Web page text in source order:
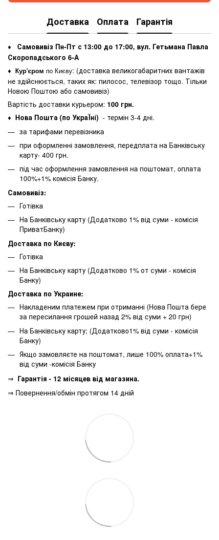
Доставка Оплата Гарантія
♦
Самовивіз Пн-Пт с 13:00 до 17:00, вул. Гетьмана Павла
Скоропадського 6-А
♦ Кур'єром по Києву: (доставка великогабаритних вантажів
не здійснюється, таких як: пилосос, телевізор тощо. Тільки
Новою Поштою або самовивіз)
Вартість доставки курьером: 100 грн.
♦ Нова Пошта (по УкраЇні) - термін 3-4 дні.
за тарифами перевізника
при оформленні замовлення, передплата на Банківську
карту- 400 грн.
під час оформлення замовлення на поштомат, оплата
100%+1% комісія Банку.
Самовивіз:
Готівка
На Банківську карту (Додатково 1% від суми - комісія
ПриватБанку)
Доставка по Києву:
Готівка
На Банківську карту (Додатково 1% от суми - комісія
Банку)
Доставка по Украине:
Накладеним платежем при отриманні (Нова Пошта бере
за пересилання грошей назад 2% від суми + 20 грн)
На Банківську карту; (Додатково1% від суми - комісія
Банку)
Якщо замовляєте на поштомат, лише 100% оплата+1%
від суми -комісія Банку
⇒ Гарантія - 12 місяцев від магазина.
⇒ Повернення/обмін протягом 14 дній